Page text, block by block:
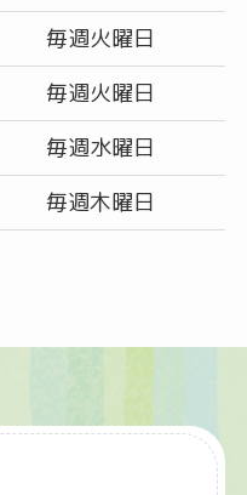
毎週火曜日
毎週火曜日
毎週水曜日
毎週木曜日